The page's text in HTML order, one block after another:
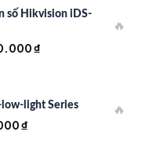
₫.là:
35.000.000 ₫.
số Hikvision iDS-
₫.
₫
là:
14.000.000 ₫.
🔥
light Series
₫
🔥